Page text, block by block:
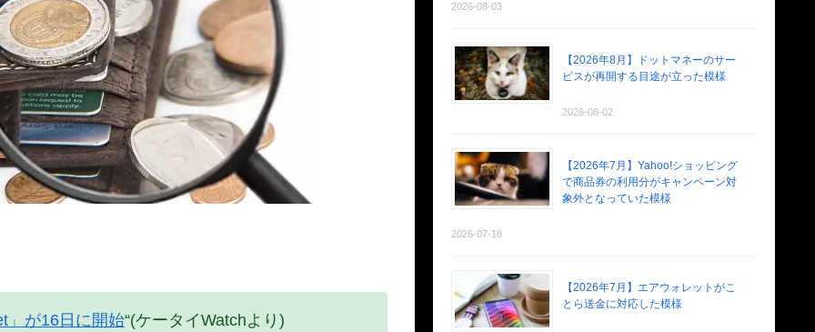
」が16日に開始“(ケータイWatchより)
2026-08-03
【2026年8月】ドットマネーのサー
ビスが再開する目途が立った模様
2026-08-02
【2026年7月】Yahoo!ショッピング
で商品券の利用分がキャンペーン対
象外となっていた模様
2026-07-18
【2026年7月】エアウォレットがこ
とら送金に対応した模様